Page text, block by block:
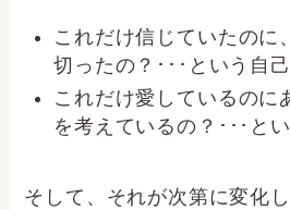
これだけ信じていたのに
切ったの？･･･という自
これだけ愛しているのに
を考えているの？･･･と
そして、それが次第に変化